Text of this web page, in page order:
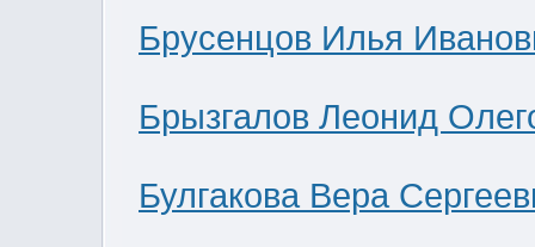
Брусенцов Илья
Брызгалов Леонид
Булгакова Вера